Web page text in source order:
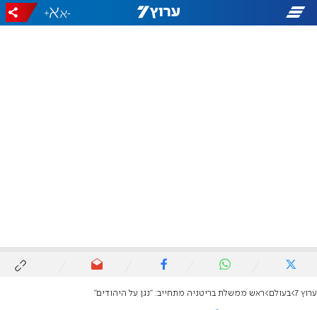
-
+
ערוץ 7 בעולם ראש ממשלת בריטניה מתחייב: "נגן על היהודים"